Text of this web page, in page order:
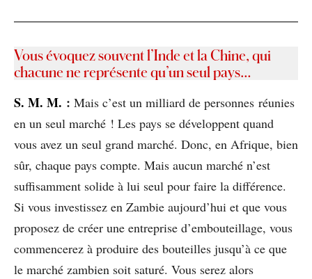
Vous évoquez souvent l’Inde et la Chine, qui
chacune ne représente qu’un seul pays…
S. M. M. : Mais c’est un milliard de personnes réunies
en un seul marché ! Les pays se développent quand
vous avez un seul grand marché. Donc, en Afrique, bien
sûr, chaque pays compte. Mais aucun marché n’est
suffisamment solide à lui seul pour faire la différence.
Si vous investissez en Zambie aujourd’hui et que vous
proposez de créer une entreprise d’embouteillage, vous
commencerez à produire des bouteilles jusqu’à ce que
le marché zambien soit saturé. Vous serez alors